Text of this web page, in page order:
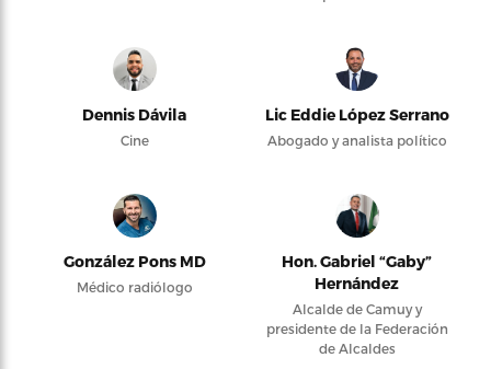
Dennis Dávila
Cine
Lic Eddie López Serrano
Abogado y analista político
González Pons MD
Médico radiólogo
Hon. Gabriel “Gaby”
Hernández
Alcalde de Camuy y
presidente de la Federación
de Alcaldes